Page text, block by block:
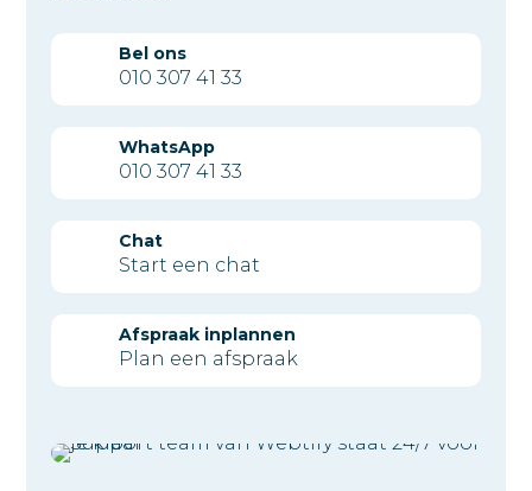
Bel ons
010 307 41 33
WhatsApp
010 307 41 33
Chat
Start een chat
Afspraak inplannen
Plan een afspraak